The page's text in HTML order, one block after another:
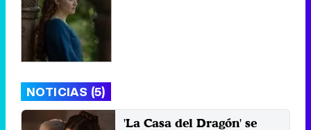
NOTICIAS (5)
'La Casa del Dragón' se